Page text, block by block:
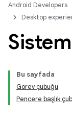
Android Developers
Desktop
Bu sayfada
Görev çubuğu
Pencere başlık